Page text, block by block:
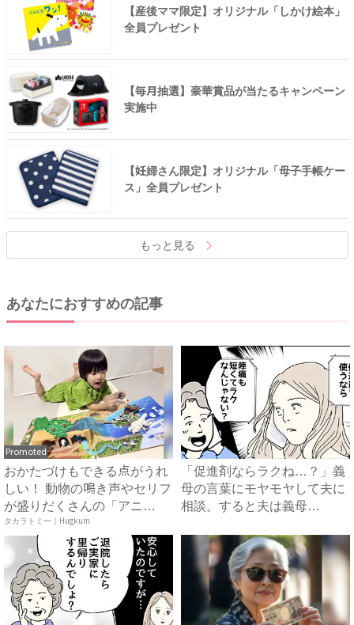
【産後ママ限定】オリジナル「しかけ絵本」
全員プレゼント
【毎月抽選】豪華賞品が当たるキャンペーン
実施中
【妊婦さん限定】オリジナル「母子手帳ケー
ス」全員プレゼント
もっと見る
あなたにおすすめの記事
Promoted
おかたづけもできる点がうれ
しい！ 動物の鳴き声やセリフ
が盛りだくさんの「アニ
ア ...
タカラトミー｜Hugkum
「促進剤ならラクね…？」義
母の言葉にモヤモヤして夫に
相談。すると夫は義母